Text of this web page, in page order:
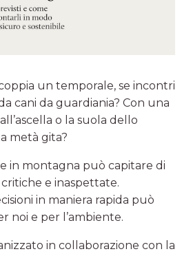
un temporale, se incontri
cani da guardiania? Con una
o la suola dello
metà gita?
in montagna può capitare di
e inaspettate.
in maniera rapida può
noi e per l’ambiente.
in collaborazione con la